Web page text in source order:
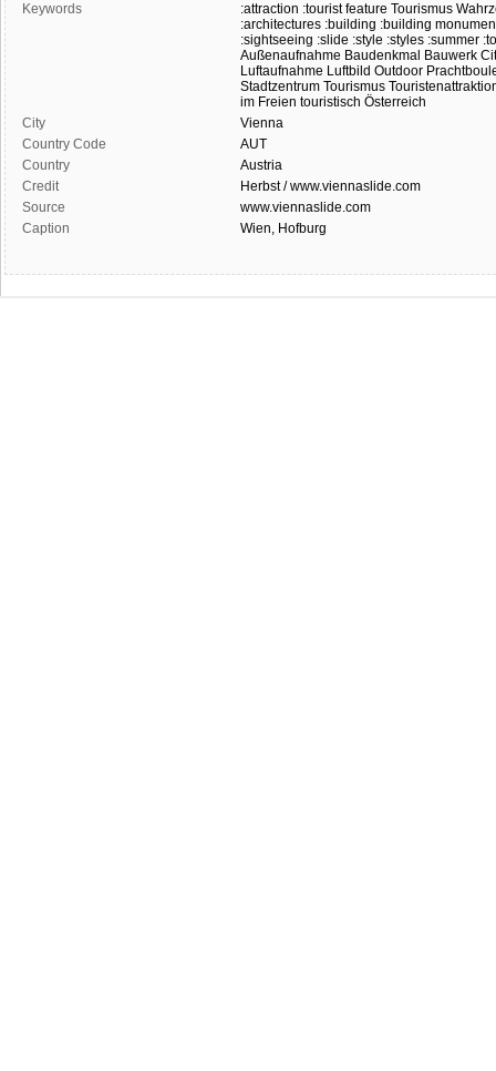
Keywords
:attraction :tourist feature Tourismus
:architectures :building :building
:sightseeing :slide :style :styles :summer
Außenaufnahme Baudenkmal Bauwerk
Luftaufnahme Luftbild Outdoor
Stadtzentrum Tourismus
im Freien touristisch Österreich
City
Vienna
Country Code
AUT
Country
Austria
Credit
Herbst / www.viennaslide.com
Source
www.viennaslide.com
Caption
Wien, Hofburg